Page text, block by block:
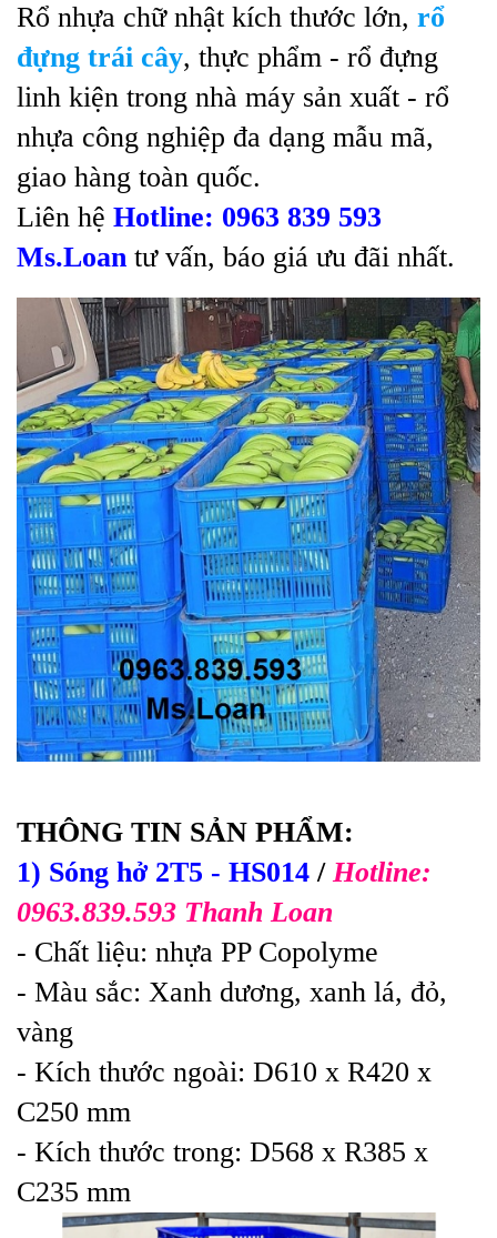
Rổ nhựa chữ nhật kích thước lớn, rổ
đựng trái cây, thực phẩm - rổ đựng
linh kiện trong nhà máy sản xuất - rổ
nhựa công nghiệp đa dạng mẫu mã,
giao hàng toàn quốc.
Liên hệ Hotline: 0963 839 593
Ms.Loan tư vấn, báo giá ưu đãi nhất.
THÔNG TIN SẢN PHẨM:
1) Sóng hở 2T5 - HS014 /Hotline:
0963.839.593 Thanh Loan
- Chất liệu: nhựa PP Copolyme
- Màu sắc: Xanh dương, xanh lá, đỏ,
vàng
- Kích thước ngoài: D610 x R420 x
C250 mm
- Kích thước trong: D568 x R385 x
C235 mm